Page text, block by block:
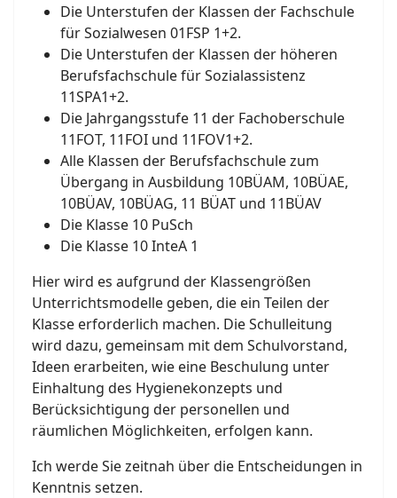
Die Unterstufen der Klassen der Fachschule
für Sozialwesen 01FSP 1+2.
Die Unterstufen der Klassen der höheren
Berufsfachschule für Sozialassistenz
11SPA1+2.
Die Jahrgangsstufe 11 der Fachoberschule
11FOT, 11FOI und 11FOV1+2.
Alle Klassen der Berufsfachschule zum
Übergang in Ausbildung 10BÜAM, 10BÜAE,
10BÜAV, 10BÜAG, 11 BÜAT und 11BÜAV
Die Klasse 10 PuSch
Die Klasse 10 InteA 1
Hier wird es aufgrund der Klassengrößen
Unterrichtsmodelle geben, die ein Teilen der
Klasse erforderlich machen. Die Schulleitung
wird dazu, gemeinsam mit dem Schulvorstand,
Ideen erarbeiten, wie eine Beschulung unter
Einhaltung des Hygienekonzepts und
Berücksichtigung der personellen und
räumlichen Möglichkeiten, erfolgen kann.
Ich werde Sie zeitnah über die Entscheidungen in
Kenntnis setzen.